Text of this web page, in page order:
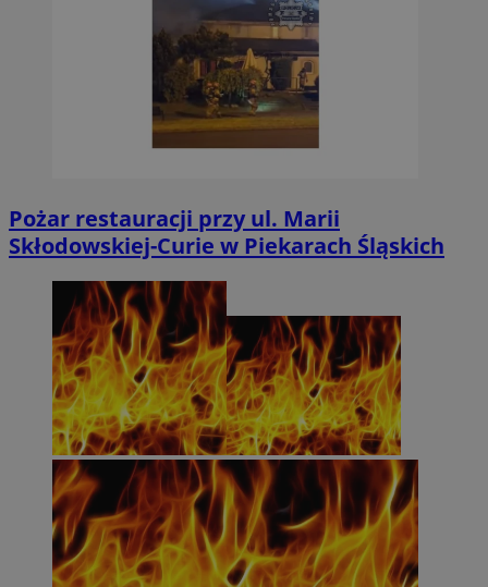
Pożar restauracji przy ul. Marii
Skłodowskiej-Curie w Piekarach Śląskich